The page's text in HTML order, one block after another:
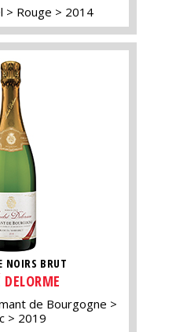
Rouge 2014
NOIRS BRUT
de Bourgogne
2019